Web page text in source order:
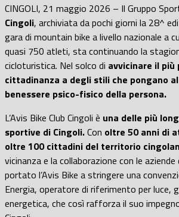
CINGOLI, 21 maggio 2026 – Il Gruppo
Cingoli, archiviata da pochi giorni la 28^
gara di mountain bike a livello nazionale a
quasi 750 atleti, sta continuando la
cicloturistica. Nel solco di avvicinare il più
cittadinanza a degli stili che pongano
benessere psico-fisico della persona.
L’Avis Bike Club Cingoli è una delle più
sportive di Cingoli.Con oltre 50 anni di
oltre 100 cittadini del territorio
vicinanza e la collaborazione con le
portato l’Avis Bike a stringere una
Energia, operatore di riferimento per luce,
energetica, che così rafforza il suo